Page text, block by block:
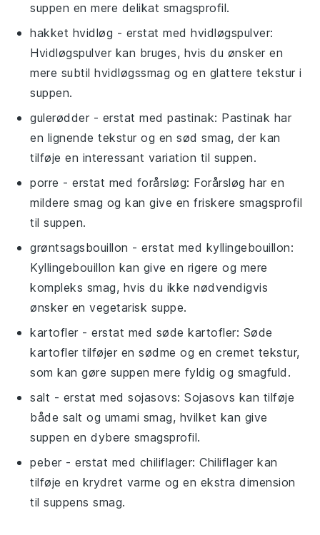
suppen en mere delikat smagsprofil.
hakket hvidløg - erstat medhvidløgspulver:
Hvidløgspulver kan bruges, hvis du ønsker en
mere subtil hvidløgssmag og en glattere tekstur i
suppen.
gulerødder - erstat medpastinak: Pastinak har
en lignende tekstur og en sød smag, der kan
tilføje en interessant variation til suppen.
porre - erstat med forårsløg: Forårsløg har en
mildere smag og kan give en friskere smagsprofil
til suppen.
grøntsagsbouillon - erstat med kyllingebouillon:
Kyllingebouillon kan give en rigere og mere
kompleks smag, hvis du ikke nødvendigvis
ønsker en vegetarisk suppe.
kartofler - erstat med søde kartofler: Søde
kartofler tilføjer en sødme og en cremet tekstur,
som kan gøre suppen mere fyldig og smagfuld.
salt - erstat medsojasovs: Sojasovs kan tilføje
både salt og umami smag, hvilket kan give
suppen en dybere smagsprofil.
peber - erstat med chiliflager: Chiliflager kan
tilføje en krydret varme og en ekstra dimension
til suppens smag.